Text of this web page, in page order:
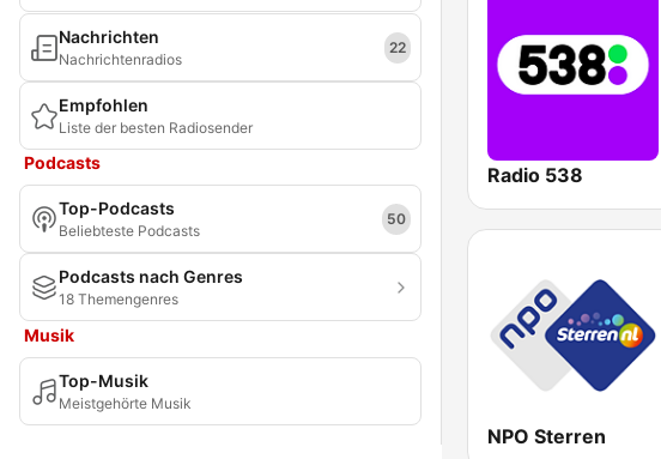
Nachrichten
Nachrichtenradios
22
Empfohlen
Liste der besten Radiosender
Podcasts
Top-Podcasts
Beliebteste Podcasts
50
Podcasts nach Genres
18 Themengenres
Musik
Top-Musik
Meistgehörte Musik
Radio 538
NPO Sterren